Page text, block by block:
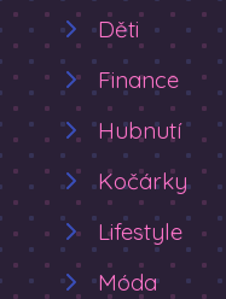
Děti
Finance
Hubnutí
Kočárky
Lifestyle
Móda